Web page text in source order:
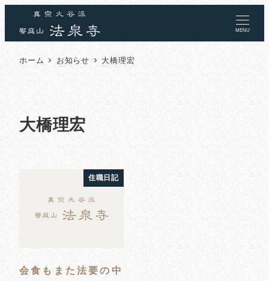
MENU
ホーム お知らせ 大橋理宏
大橋理宏
住職日記
会食もまた法要の中